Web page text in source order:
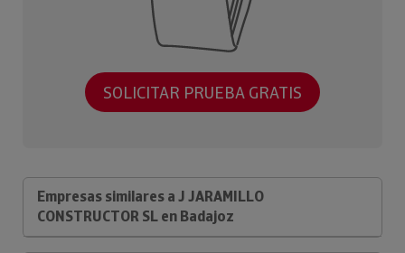
SOLICITAR PRUEBA GRATIS
Empresas similares a J JARAMILLO
CONSTRUCTOR SL en Badajoz